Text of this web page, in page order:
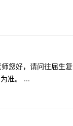
好，请问往届生
准。 ...